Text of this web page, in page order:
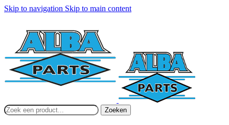
Skip to navigation Skip to main content
Zoeken